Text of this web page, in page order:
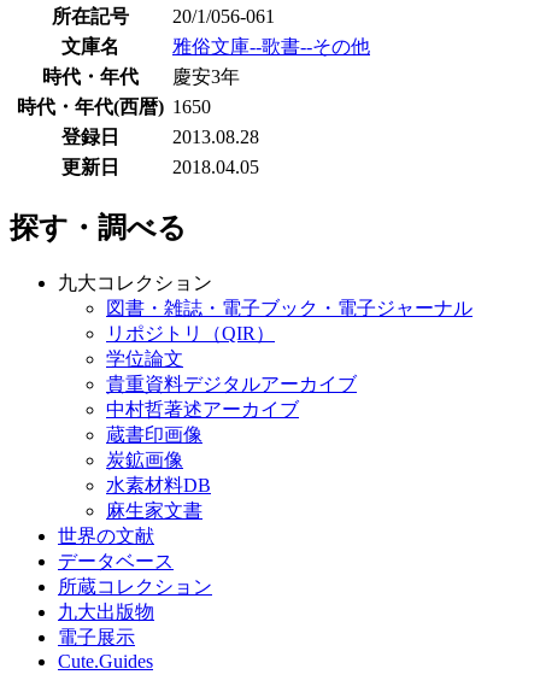
所在記号
20/1/056-061
文庫名
雅俗文庫--歌書--その他
時代・年代
慶安3年
時代・年代(西暦) 1650
登録日
2013.08.28
更新日
2018.04.05
探す・調べる
九大コレクション
図書・雑誌・電子ブック・電子ジャーナル
リポジトリ（QIR）
学位論文
貴重資料デジタルアーカイブ
中村哲著述アーカイブ
蔵書印画像
炭鉱画像
水素材料DB
麻生家文書
世界の文献
データベース
所蔵コレクション
九大出版物
電子展示
Cute.Guides